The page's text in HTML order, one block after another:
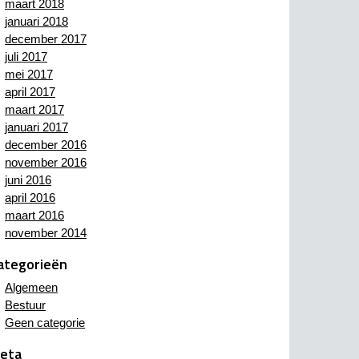
maart 2018
januari 2018
december 2017
juli 2017
mei 2017
april 2017
maart 2017
januari 2017
december 2016
november 2016
juni 2016
april 2016
maart 2016
november 2014
Algemeen
Bestuur
Geen categorie